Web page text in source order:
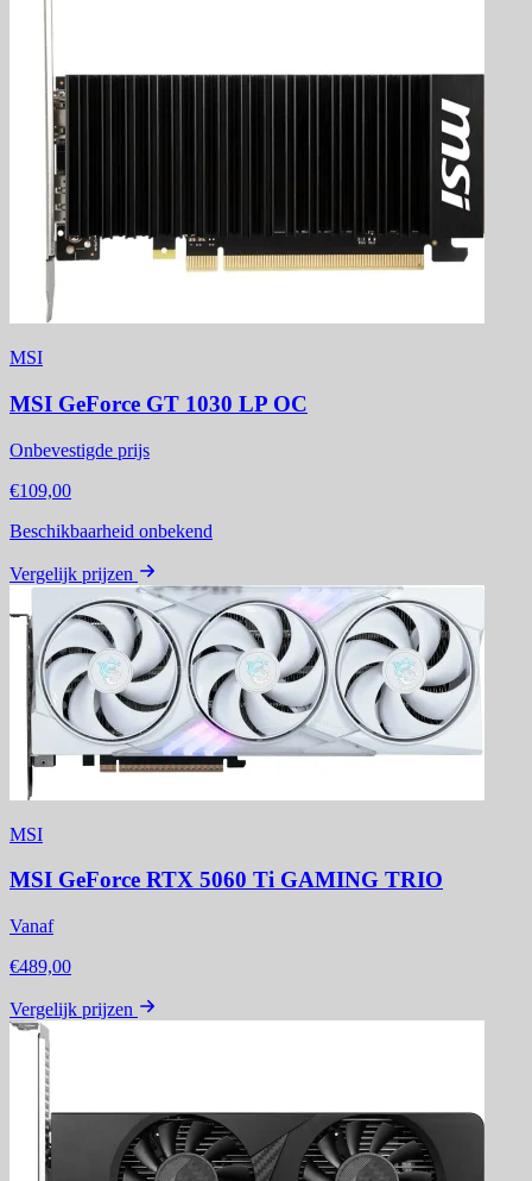
MSI
MSI GeForce GT 1030 LP OC
Onbevestigde prijs
€109,00
Beschikbaarheid onbekend
Vergelijk prijzen
MSI
MSI GeForce RTX 5060 Ti GAMING TRIO
Vanaf
€489,00
Vergelijk prijzen